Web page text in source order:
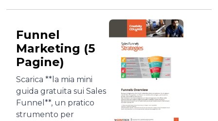
Funnel
Marketing (5
Pagine)
Scarica **la mia mini
guida gratuita sui Sales
Funnel**, un pratico
strumento per